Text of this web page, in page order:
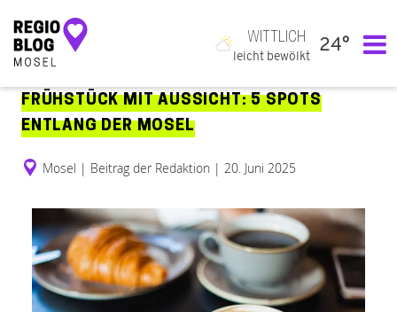
Hauptnavigation
WITTLICH
leicht bewölkt
24°
FRÜHSTÜCK MIT AUSSICHT: 5 SPOTS
ENTLANG DER MOSEL
Mosel | Beitrag der Redaktion | 20. Juni 2025